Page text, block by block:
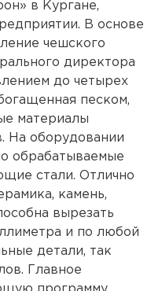
в Кургане,
В основе
чешского
директора
до четырех
песком,
материалы
На оборудовании
обрабатываемые
стали. Отлично
камень,
вырезать
и по любой
детали, так
Главное